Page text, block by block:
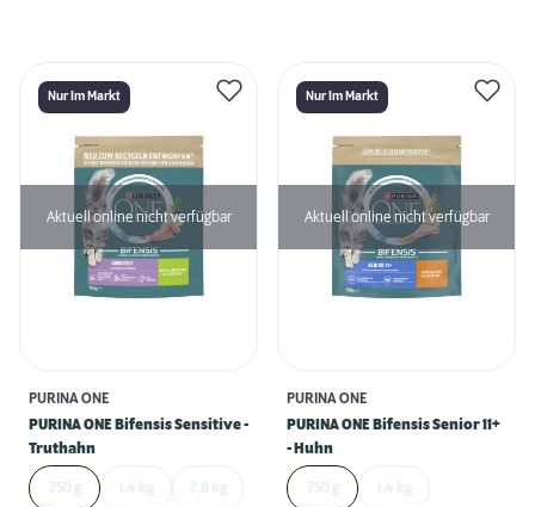
Nur Im Markt
Aktuell online nicht verfügbar
PURINA ONE
PURINA ONE Bifensis Sensitive -
Truthahn
Nur Im Markt
Aktuell online nicht verfügbar
PURINA ONE
PURINA ONE Bifensis Senior 11+
- Huhn